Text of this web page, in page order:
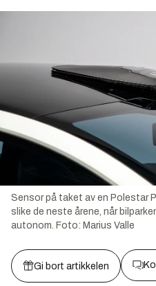
Sensor på taket av en Polestar
slike de neste årene, når
autonom. Foto: Marius Valle
Gi bort artikkelen